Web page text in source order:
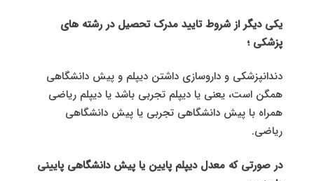
یکی دیگر از شروط تایید مدرک تحصیل در رشته های
پزشکی ؛
دندانپزشکی و داروسازی داشتن دیپلم و پیش دانشگاهی
همگن است، یعنی یا دیپلم تجربی باشد یا دیپلم ریاضی
همراه با پیش دانشگاهی تجربی یا پیش دانشگاهی
ریاضی.
در صورتی که معدل دیپلم پایین یا پیش دانشگاهی پایینی